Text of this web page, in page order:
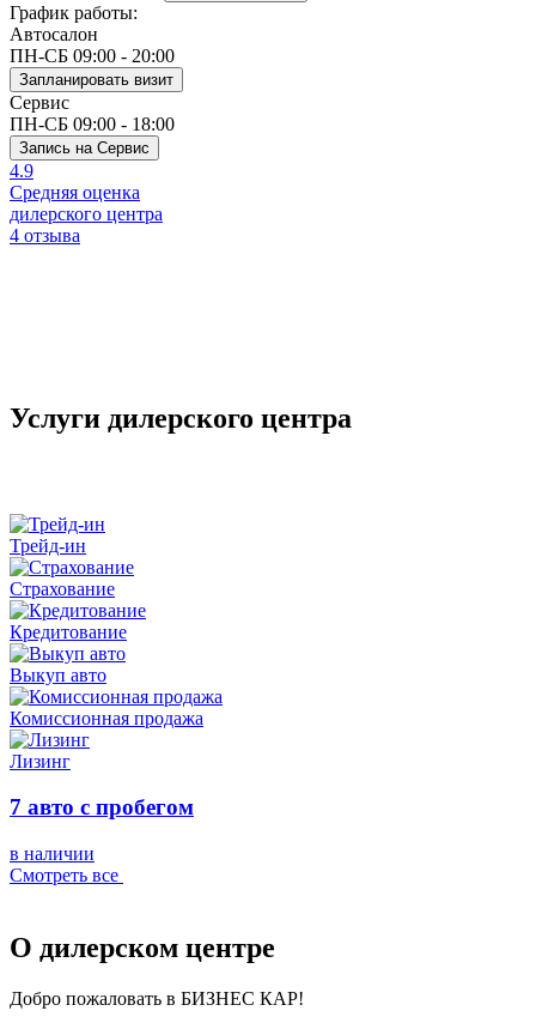
График работы:
Автосалон
ПН-СБ 09:00 - 20:00
Запланировать визит
Сервис
ПН-СБ 09:00 - 18:00
Запись на Сервис
4.9
Средняя оценка
дилерского центра
4 отзыва
Услуги дилерского центра
Трейд-ин
Страхование
Кредитование
Выкуп авто
Комиссионная продажа
Лизинг
7 авто с пробегом
в наличии
Смотреть все
О дилерском центре
Добро пожаловать в БИЗНЕС КАР!